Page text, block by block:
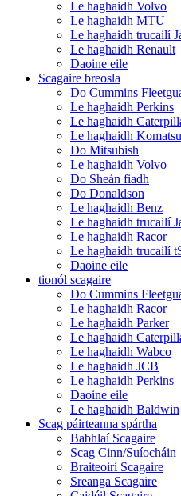
Le haghaidh Volvo
Le haghaidh MTU
Le haghaidh trucailí
Le haghaidh Renault
Daoine eile
Scagaire breosla
Do Cummins
Le haghaidh Perkins
Le haghaidh
Le haghaidh Komatsu
Do Mitsubish
Le haghaidh Volvo
Do Sheán fiadh
Do Donaldson
Le haghaidh Benz
Le haghaidh trucailí
Le haghaidh Racor
Le haghaidh trucailí
Daoine eile
tionól scagaire
Do Cummins
Le haghaidh Racor
Le haghaidh Parker
Le haghaidh
Le haghaidh Wabco
Le haghaidh JCB
Le haghaidh Perkins
Daoine eile
Le haghaidh Baldwin
Scag páirteanna spártha
Babhlaí Scagaire
Scag Cinn/Suíocháin
Braiteoirí Scagaire
Sreanga Scagaire